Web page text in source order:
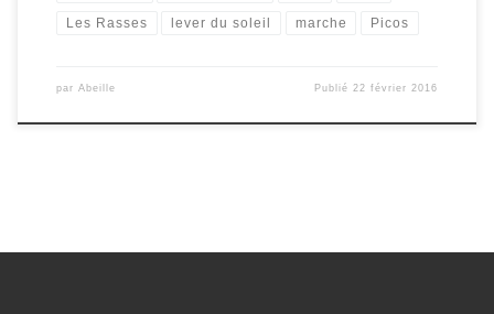
Les Rasses lever du soleil marche Picos
par Abeille Publié22 février 2016